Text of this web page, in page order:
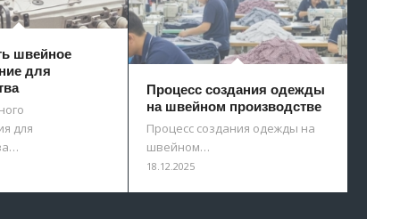
швейное
для
для
Процесс создания одежды
на швейном производстве
Процесс создания одежды на
швейном…
18.12.2025